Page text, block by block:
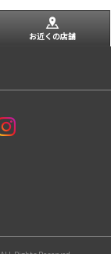
お近くの店舗